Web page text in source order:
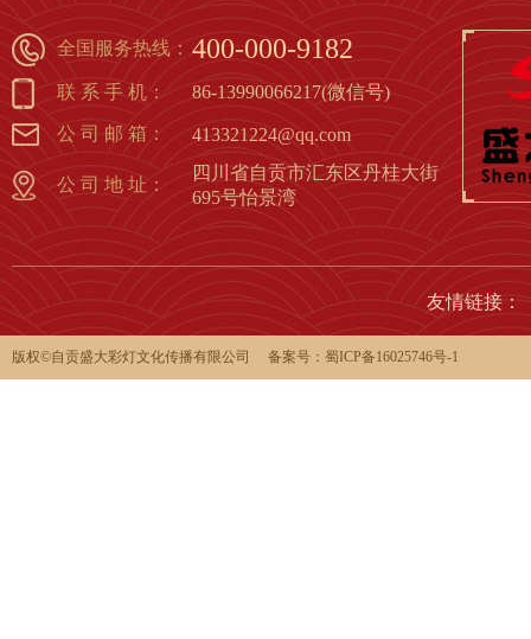
全国服务热线： 400-000-9182
联 系 手 机： 86-13990066217(微信号)
公 司 邮 箱： 413321224@qq.com
公 司 地 址：
四川省自贡市汇东区丹桂大街
695号怡景湾
友情链接：
版权©️自贡盛大彩灯文化传播有限公司 备案号： 蜀ICP备16025746号-1